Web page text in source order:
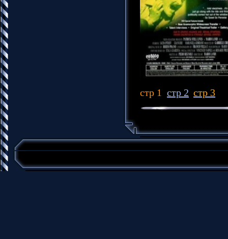
стр 1 стр 2 стр 3